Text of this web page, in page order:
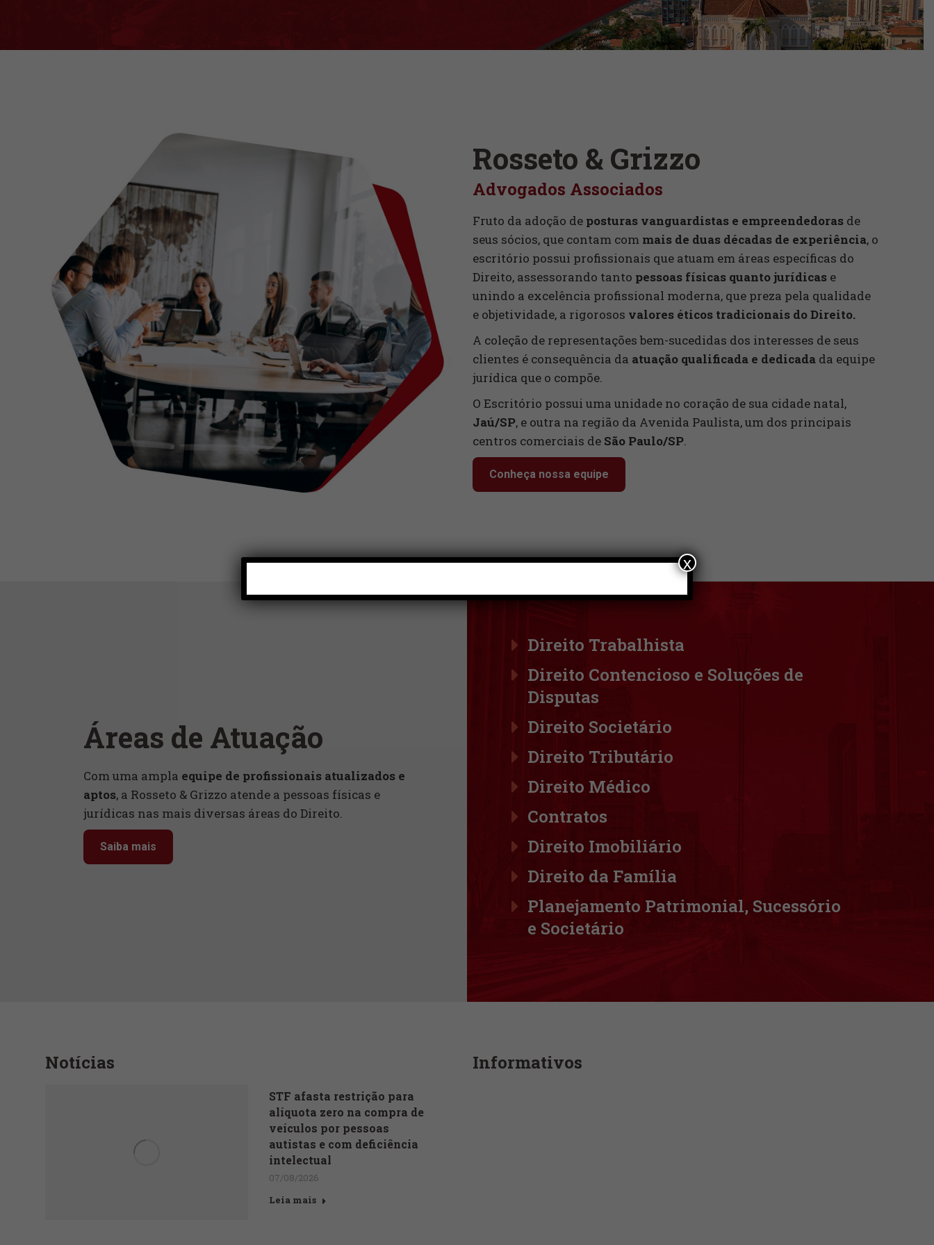
Rosseto & Grizzo
Advogados Associados
Fruto da adoção de posturas vanguardistas e empreendedorasde
seus sócios, que contam com mais de duas décadas de experiência, o
escritório possui profissionais que atuam em áreas específicas do
Direito, assessorando tanto pessoas físicas quanto jurídicase
unindo a excelência profissional moderna, que preza pela qualidade
e objetividade, a rigorosos valores éticos tradicionais do Direito.
A coleção de representações bem-sucedidas dos interesses de seus
clientes é consequência da atuação qualificada e dedicadada equipe
jurídica que o compõe.
O Escritório possui uma unidade no coração de sua cidade natal,
Jaú/SP, e outra na região da Avenida Paulista, um dos principais
centros comerciais de São Paulo/SP.
Conheça nossa equipe
Áreas de Atuação
Com uma ampla equipe de profissionais atualizados e
aptos, a Rosseto & Grizzo atende a pessoas físicas e
jurídicas nas mais diversas áreas do Direito.
Saiba mais
Direito Trabalhista
Direito Contencioso e Soluções de
Disputas
Direito Societário
Direito Tributário
Direito Médico
Contratos
Direito Imobiliário
Direito da Família
Planejamento Patrimonial, Sucessório
e Societário
Notícias
STF afasta restrição para
alíquota zero na compra de
veículos por pessoas
autistas e com deficiência
intelectual
07/08/2026
Leia mais
Informativos
x